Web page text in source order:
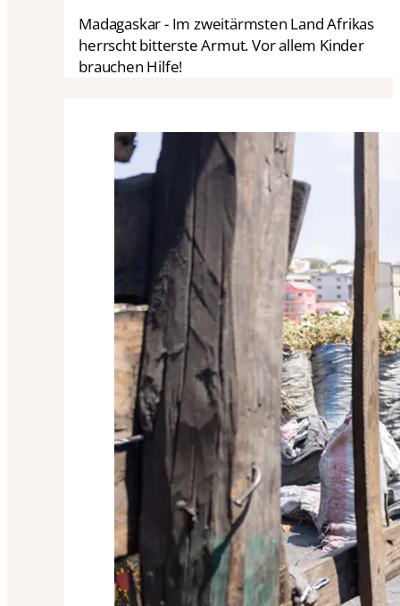
Madagaskar - Im zweitärmsten Land Afrikas
herrscht bitterste Armut. Vor allem Kinder
brauchen Hilfe!